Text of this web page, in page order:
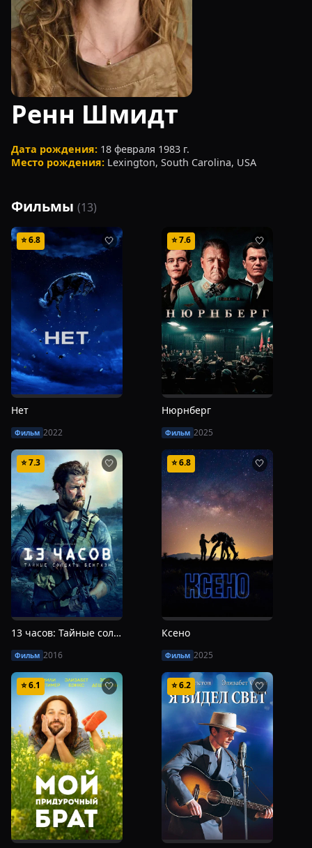
Ренн Шмидт
Дата рождения: 18 февраля 1983 г.
Место рождения: Lexington, South Carolina, USA
Фильмы (13)
⭐6.8 🤍
Нет
Фильм 2022
⭐7.6 🤍
Нюрнберг
Фильм 2025
⭐7.3 🤍
13 часов: Тайные солдаты Бенгази
Фильм 2016
⭐6.8 🤍
Ксено
Фильм 2025
⭐6.1 🤍 ⭐6.2 🤍